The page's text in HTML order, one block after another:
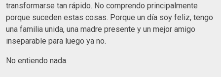
transformarse tan rápido. No comprendo principalmente
porque suceden estas cosas. Porque un día soy feliz, tengo
una familia unida, una madre presente y un mejor amigo
inseparable para luego ya no.
No entiendo nada.